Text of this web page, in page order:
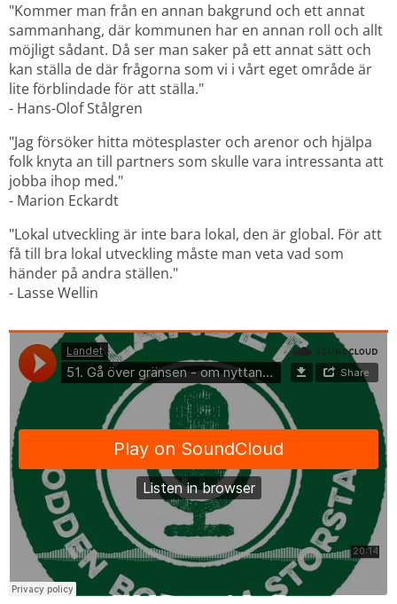
"Kommer man från en annan bakgrund och ett annat
sammanhang, där kommunen har en annan roll och allt
möjligt sådant. Då ser man saker på ett annat sätt och
kan ställa de där frågorna som vi i vårt eget område är
lite förblindade för att ställa."
- Hans-Olof Stålgren
"Jag försöker hitta mötesplaster och arenor och hjälpa
folk knyta an till partners som skulle vara intressanta att
jobba ihop med."
- Marion Eckardt
"Lokal utveckling är inte bara lokal, den är global. För att
få till bra lokal utveckling måste man veta vad som
händer på andra ställen."
- Lasse Wellin